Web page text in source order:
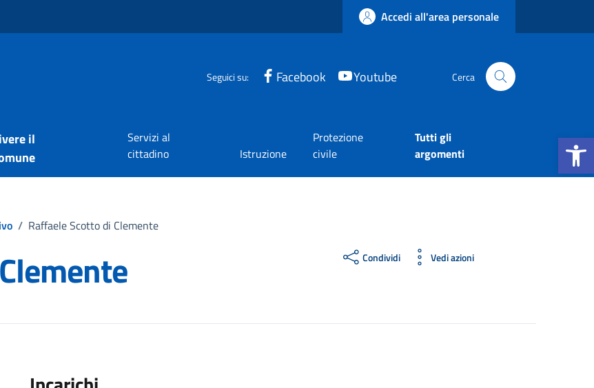
Apri la
Accedi all'area personale
Seguici su: Facebook Youtube Cerca
il
Servizi al
cittadino
Istruzione
Protezione
civile
Tutti gli
argomenti
/ Raffaele Scotto di Clemente
Condividi Vedi azioni